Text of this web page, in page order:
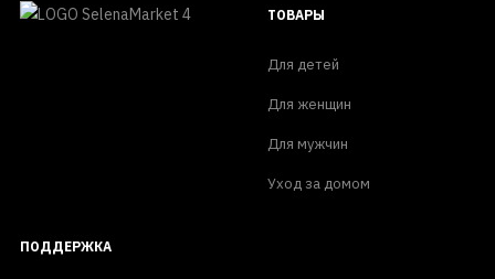
ТОВАРЫ
Для детей
Для женщин
Для мужчин
Уход за домом
ПОДДЕРЖКА